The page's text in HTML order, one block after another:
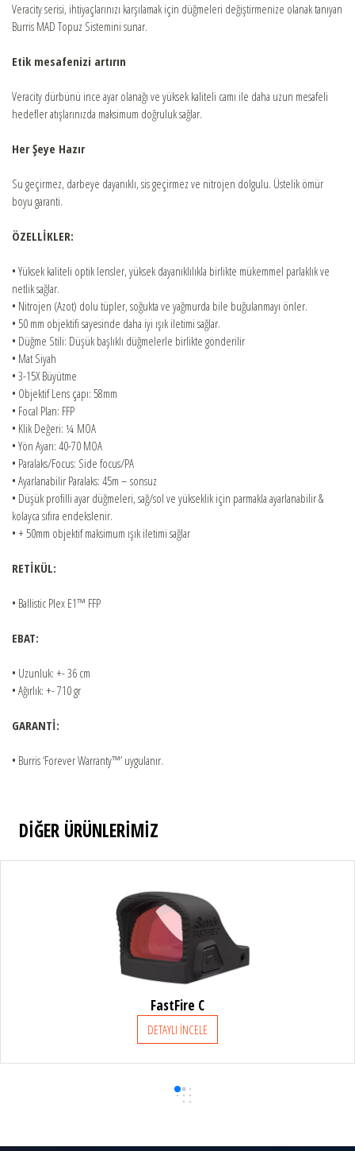
Veracity serisi, ihtiyaçlarınızı karşılamak için düğmeleri değiştirmenize olanak tanıyan
Burris MAD Topuz Sistemini sunar.
Etik mesafenizi artırın
Veracity dürbünü ince ayar olanağı ve yüksek kaliteli camı ile daha uzun mesafeli
hedefler atışlarınızda maksimum doğruluk sağlar.
Her Şeye Hazır
Su geçirmez, darbeye dayanıklı, sis geçirmez ve nitrojen dolgulu. Üstelik ömür
boyu garanti.
ÖZELLİKLER:
• Yüksek kaliteli optik lensler, yüksek dayanıklılıkla birlikte mükemmel parlaklık ve
netlik sağlar.
• Nitrojen (Azot) dolu tüpler, soğukta ve yağmurda bile buğulanmayı önler.
• 50 mm objektifi sayesinde daha iyi ışık iletimi sağlar.
• Düğme Stili: Düşük başlıklı düğmelerle birlikte gönderilir
• Mat Siyah
• 3-15X Büyütme
• Objektif Lens çapı: 58mm
• Focal Plan: FFP
• Klik Değeri: ¼ MOA
• Yön Ayarı: 40-70 MOA
• Paralaks/Focus: Side focus/PA
• Ayarlanabilir Paralaks: 45m – sonsuz
• Düşük profilli ayar düğmeleri, sağ/sol ve yükseklik için parmakla ayarlanabilir &
kolayca sıfıra endekslenir.
• + 50mm objektif maksimum ışık iletimi sağlar
RETİKÜL:
• Ballistic Plex E1™ FFP
EBAT:
• Uzunluk: +- 36 cm
• Ağırlık: +- 710 gr
GARANTİ:
• Burris ‘Forever Warranty™’ uygulanır.
DİĞER ÜRÜNLERİMİZ